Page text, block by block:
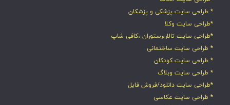
* طراحی سایت پزشکی و پزشکان
*طراحی سایت وکلا
*طراحی سایت تالار،رستوران ،کافی شاپ
* طراحی سایت ساختمانی
* طراحی سایت کودکان
* طراحی سایت وبلاگ
*طراحی سایت دانلود/فروش فایل
* طراحی سایت عکاسی